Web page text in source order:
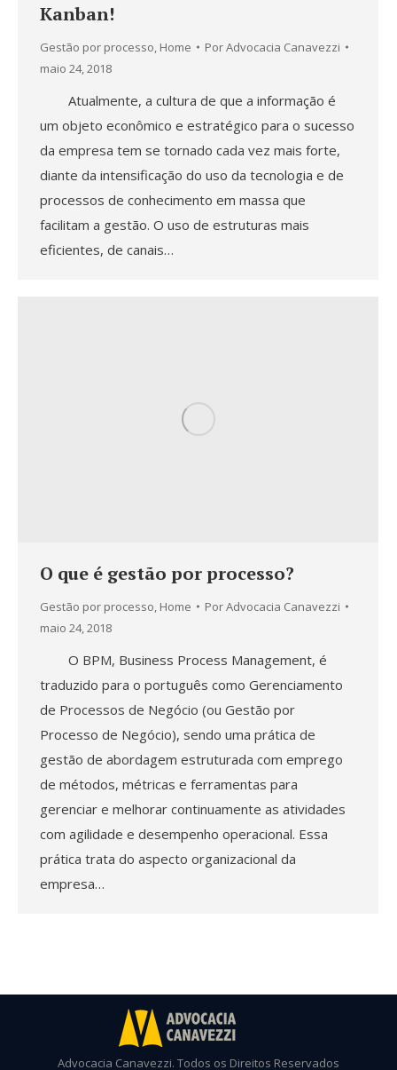
Kanban!
Gestão por processo, Home PorAdvocacia Canavezzi
maio 24, 2018
Atualmente, a cultura de que a informação é
um objeto econômico e estratégico para o sucesso
da empresa tem se tornado cada vez mais forte,
diante da intensificação do uso da tecnologia e de
processos de conhecimento em massa que
facilitam a gestão. O uso de estruturas mais
eficientes, de canais…
O que é gestão por processo?
Gestão por processo, Home PorAdvocacia Canavezzi
maio 24, 2018
O BPM, Business Process Management, é
traduzido para o português como Gerenciamento
de Processos de Negócio (ou Gestão por
Processo de Negócio), sendo uma prática de
gestão de abordagem estruturada com emprego
de métodos, métricas e ferramentas para
gerenciar e melhorar continuamente as atividades
com agilidade e desempenho operacional. Essa
prática trata do aspecto organizacional da
empresa…
Advocacia Canavezzi. Todos os Direitos Reservados